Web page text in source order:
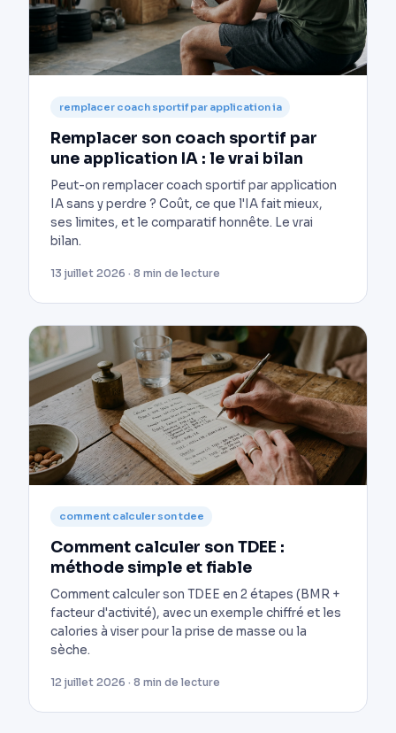
remplacer coach sportif par application ia
Remplacer son coach sportif par
une application IA : le vrai bilan
Peut-on remplacer coach sportif par application
IA sans y perdre ? Coût, ce que l'IA fait mieux,
ses limites, et le comparatif honnête. Le vrai
bilan.
13 juillet 2026 · 8 min de lecture
comment calculer son tdee
Comment calculer son TDEE :
méthode simple et fiable
Comment calculer son TDEE en 2 étapes (BMR +
facteur d'activité), avec un exemple chiffré et les
calories à viser pour la prise de masse ou la
sèche.
12 juillet 2026 · 8 min de lecture